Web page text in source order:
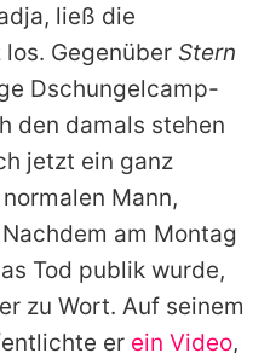
ließ die
Gegenüber Stern
Dschungelcamp-
den damals stehen
jetzt ein ganz
Mann,
am Montag
Tod publik wurde,
zu Wort. Auf seinem
er ein Video,